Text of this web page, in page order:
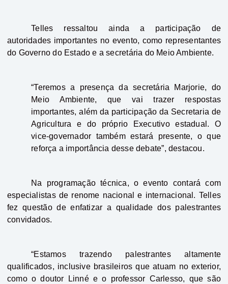
Telles ressaltou ainda a participação de
autoridades importantes no evento, como representantes
do Governo do Estado e a secretária do Meio Ambiente.
“Teremos a presença da secretária Marjorie, do
Meio Ambiente, que vai trazer respostas
importantes, além da participação da Secretaria de
Agricultura e do próprio Executivo estadual. O
vice-governador também estará presente, o que
reforça a importância desse debate”, destacou.
Na programação técnica, o evento contará com
especialistas de renome nacional e internacional. Telles
fez questão de enfatizar a qualidade dos palestrantes
convidados.
“Estamos trazendo palestrantes altamente
qualificados, inclusive brasileiros que atuam no exterior,
como o doutor Linné e o professor Carlesso, que são